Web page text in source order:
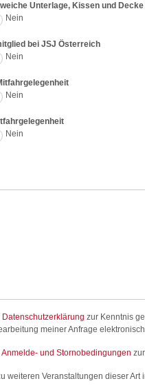
Unterlage, Kissen und
Nein
bei JSJ Österreich
Nein
Nein
Nein
Datenschutzerklärung zur Kenntnis
meiner Anfrage
Anmelde- und Stornobedingungen
weiteren Veranstaltungen dieser Art